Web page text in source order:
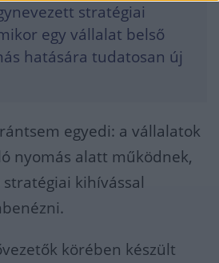
stratégiai
egy vállalat belső
hatására tudatosan új
egyedi: a vállalatok
nyomás alatt működnek,
kihívással
körében készült